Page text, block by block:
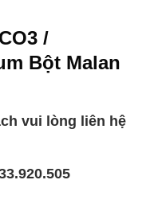
/
Bột Malan
vui lòng liên hệ